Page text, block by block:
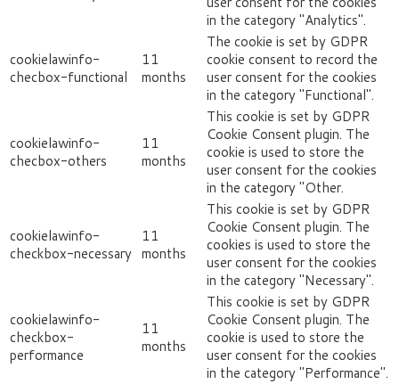
in the category "Analytics".
cookielawinfo-
checbox-functional
11
months
The cookie is set by GDPR
cookie consent to record the
user consent for the cookies
in the category "Functional".
cookielawinfo-
checbox-others
11
months
This cookie is set by GDPR
Cookie Consent plugin. The
cookie is used to store the
user consent for the cookies
in the category "Other.
cookielawinfo-
checkbox-necessary
11
months
This cookie is set by GDPR
Cookie Consent plugin. The
cookies is used to store the
user consent for the cookies
in the category "Necessary".
cookielawinfo-
checkbox-
performance
11
months
This cookie is set by GDPR
Cookie Consent plugin. The
cookie is used to store the
user consent for the cookies
in the category "Performance".